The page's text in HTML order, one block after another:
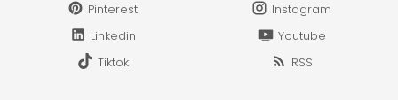
Pinterest
Instagram
Linkedin
Youtube
Tiktok
RSS